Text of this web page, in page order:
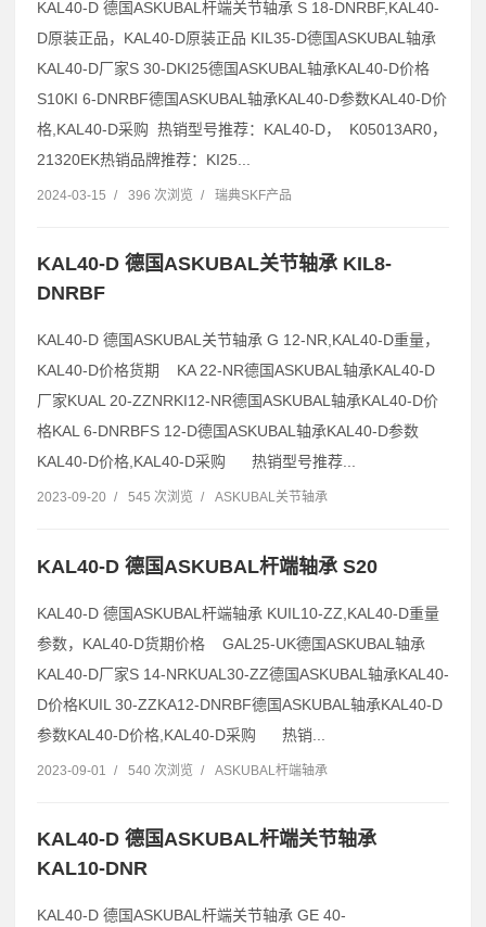
KAL40-D 德国ASKUBAL杆端关节轴承 S 18-DNRBF,KAL40-
D原装正品，KAL40-D原装正品 KIL35-D德国ASKUBAL轴承
KAL40-D厂家S 30-DKI25德国ASKUBAL轴承KAL40-D价格
S10KI 6-DNRBF德国ASKUBAL轴承KAL40-D参数KAL40-D价
格,KAL40-D采购 热销型号推荐：KAL40-D， K05013AR0，
21320EK热销品牌推荐：KI25...
2024-03-15 / 396 次浏览 / 瑞典SKF产品
KAL40-D 德国ASKUBAL关节轴承 KIL8-
DNRBF
KAL40-D 德国ASKUBAL关节轴承 G 12-NR,KAL40-D重量，
KAL40-D价格货期 KA 22-NR德国ASKUBAL轴承KAL40-D
厂家KUAL 20-ZZNRKI12-NR德国ASKUBAL轴承KAL40-D价
格KAL 6-DNRBFS 12-D德国ASKUBAL轴承KAL40-D参数
KAL40-D价格,KAL40-D采购 热销型号推荐...
2023-09-20 / 545 次浏览 / ASKUBAL关节轴承
KAL40-D 德国ASKUBAL杆端轴承 S20
KAL40-D 德国ASKUBAL杆端轴承 KUIL10-ZZ,KAL40-D重量
参数，KAL40-D货期价格 GAL25-UK德国ASKUBAL轴承
KAL40-D厂家S 14-NRKUAL30-ZZ德国ASKUBAL轴承KAL40-
D价格KUIL 30-ZZKA12-DNRBF德国ASKUBAL轴承KAL40-D
参数KAL40-D价格,KAL40-D采购 热销...
2023-09-01 / 540 次浏览 / ASKUBAL杆端轴承
KAL40-D 德国ASKUBAL杆端关节轴承
KAL10-DNR
KAL40-D 德国ASKUBAL杆端关节轴承 GE 40-